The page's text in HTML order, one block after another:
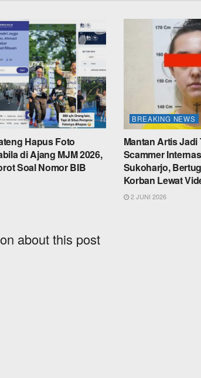
Hapus Foto
di Ajang MJM 2026,
Soal Nomor BIB
BREAKING NEWS
Mantan Artis Jadi
Scammer
Sukoharjo,
Korban Lewat